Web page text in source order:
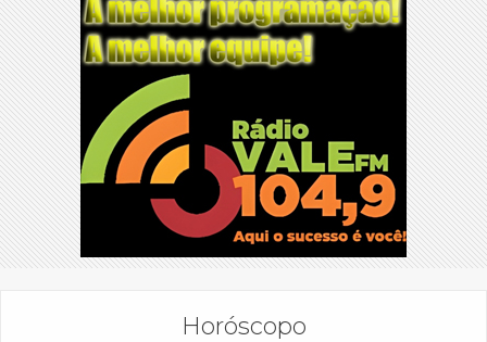
Horóscopo